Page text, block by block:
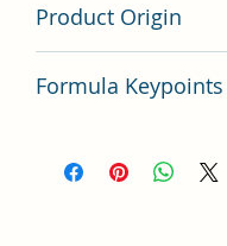
Product Origin
Formula Keypoints